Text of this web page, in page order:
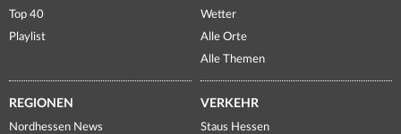
Top 40
Playlist
Wetter
Alle Orte
Alle Themen
REGIONEN
Nordhessen News
VERKEHR
Staus Hessen